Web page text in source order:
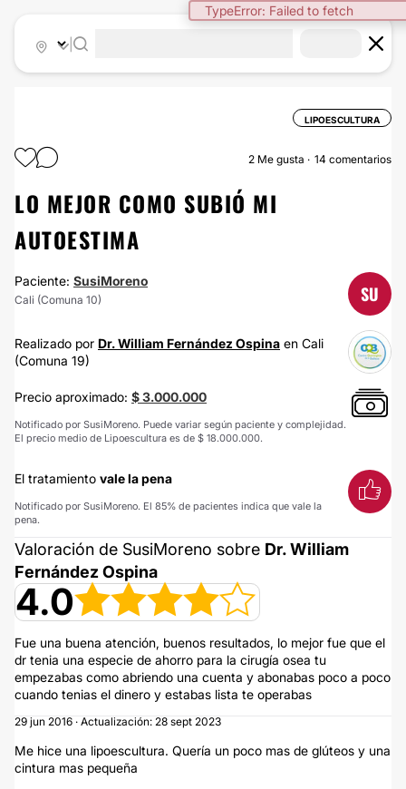
TypeError: Failed to fetch
LIPOESCULTURA
2 Me gusta 14 comentarios
LO MEJOR COMO SUBIÓ MI
AUTOESTIMA
Paciente: SusiMoreno
Cali (Comuna 10) SU
Realizado por Dr. William Fernández Ospina en Cali
(Comuna 19)
Precio aproximado: $ 3.000.000
Notificado por SusiMoreno. Puede variar según paciente y complejidad.
El precio medio de Lipoescultura es de $ 18.000.000.
El tratamiento vale la pena
Notificado por SusiMoreno. El 85% de pacientes indica que vale la
pena.
Valoración de SusiMoreno sobre Dr. William
Fernández Ospina
4.0
Fue una buena atención, buenos resultados, lo mejor fue que el
dr tenia una especie de ahorro para la cirugía osea tu
empezabas como abriendo una cuenta y abonabas poco a poco
cuando tenias el dinero y estabas lista te operabas
29 jun 2016 · Actualización: 28 sept 2023
Me hice una lipoescultura. Quería un poco mas de glúteos y una
cintura mas pequeña